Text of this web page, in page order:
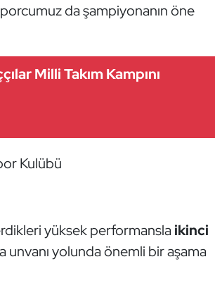
da şampiyonanın öne
Milli Takım Kampını
Kulübü
yüksek performansla ikinci
unvanı yolunda önemli bir aşama